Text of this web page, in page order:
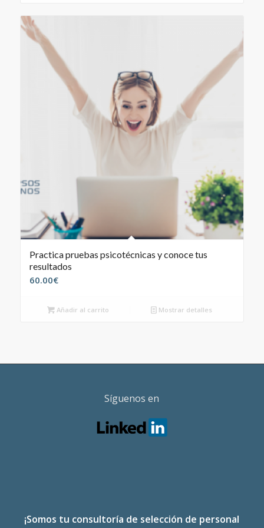
Practica pruebas psicotécnicas y conoce tus
resultados
60.00€
Añadir al carrito Mostrar detalles
Síguenos en
¡Somos tu consultoría de selección de personal